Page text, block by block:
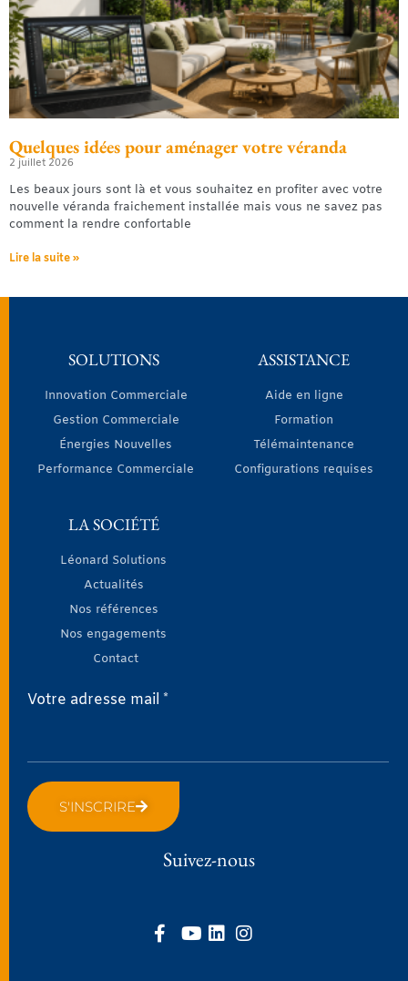
Quelques idées pour aménager votre véranda
2 juillet 2026
Les beaux jours sont là et vous souhaitez en profiter avec votre
nouvelle véranda fraichement installée mais vous ne savez pas
comment la rendre confortable
Lire la suite »
SOLUTIONS
Innovation Commerciale
Gestion Commerciale
Énergies Nouvelles
Performance Commerciale
ASSISTANCE
Aide en ligne
Formation
Télémaintenance
Configurations requises
LA SOCIÉTÉ
Léonard Solutions
Actualités
Nos références
Nos engagements
Contact
Votre adresse mail *
S'INSCRIRE
Suivez-nous